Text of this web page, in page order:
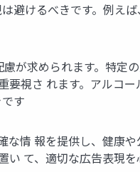
避けるべきです。例え
が求められます。特定
視さ れます。アルコ
す
情 報を提供し、健康
て、適切な広告表現を